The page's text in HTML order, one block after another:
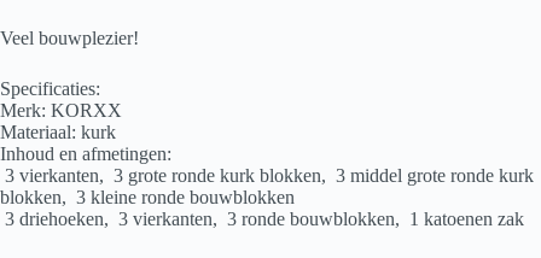
Veel bouwplezier!
Specificaties:
Merk: KORXX
Materiaal: kurk
Inhoud en afmetingen:
3 vierkanten, 3 grote ronde kurk blokken, 3 middel grote ronde kurk
blokken, 3 kleine ronde bouwblokken
3 driehoeken, 3 vierkanten, 3 ronde bouwblokken, 1 katoenen zak